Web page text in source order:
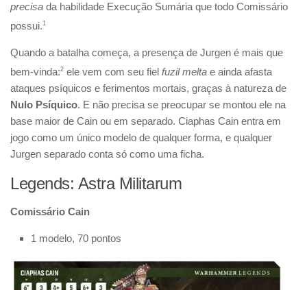
precisa da habilidade Execução Sumária que todo Comissário
possui.1
Quando a batalha começa, a presença de Jurgen é mais que
bem-vinda:2 ele vem com seu fiel fuzil melta e ainda afasta
ataques psíquicos e ferimentos mortais, graças à natureza de
Nulo Psíquico. E não precisa se preocupar se montou ele na
base maior de Cain ou em separado. Ciaphas Cain entra em
jogo como um único modelo de qualquer forma, e qualquer
Jurgen separado conta só como uma ficha.
Legends: Astra Militarum
Comissário Cain
1 modelo, 70 pontos